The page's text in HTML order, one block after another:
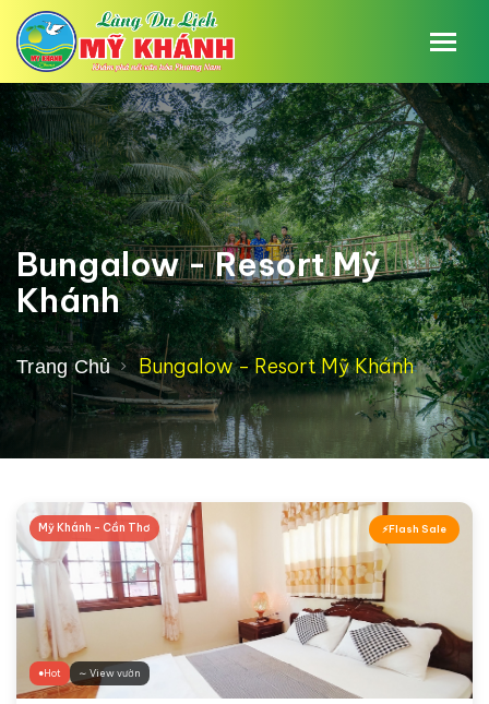
Bungalow - Resort Mỹ
Khánh
Trang Chủ Bungalow - Resort Mỹ Khánh
Flash Sale
Mỹ Khánh - Cần Thơ
Hot ∼ View vườn